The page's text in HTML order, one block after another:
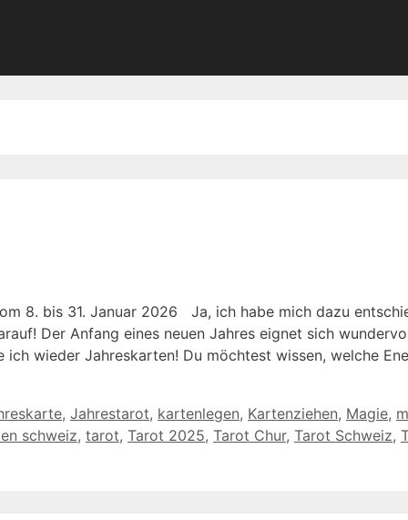
8. bis 31. Januar 2026 Ja, ich habe mich dazu
Der Anfang eines neuen Jahres eignet sich
wieder Jahreskarten! Du möchtest wissen, welche
, Jahrestarot, kartenlegen, Kartenziehen, Magie,
schweiz, tarot, Tarot 2025, Tarot Chur, Tarot Schweiz,